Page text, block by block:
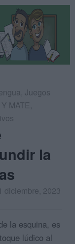
, Juegos
MATE,
la
diciembre, 2023
la esquina, es
lúdico al